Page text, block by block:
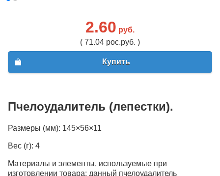
2.60 руб.
( 71.04 рос.руб. )
Купить
Пчелоудалитель (лепестки).
Размеры (мм): 145×56×11
Вес (г): 4
Материалы и элементы, используемые при
изготовлении товара: данный пчелоудалитель